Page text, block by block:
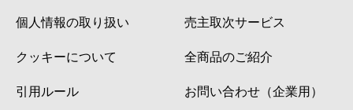
個人情報の取り扱い
クッキーについて
引用ルール
売主取次サービス
全商品のご紹介
お問い合わせ（企業用）